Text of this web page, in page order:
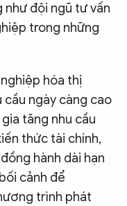
như đội ngũ tư vấn
trong những
hóa thị
ngày càng cao
tăng nhu cầu
thức tài chính,
hành dài hạn
cảnh để
trình phát